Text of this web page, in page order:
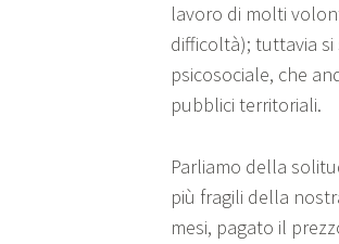
lavoro di molti
difficoltà); tuttavia
psicosociale, che
pubblici territoriali.
Parliamo della
più fragili della
mesi, pagato il